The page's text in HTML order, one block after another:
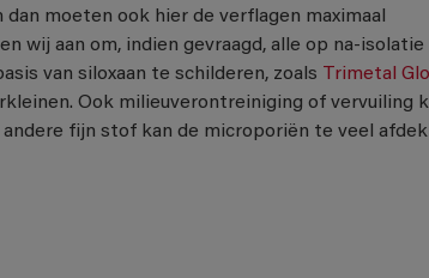
moeten ook hier de verflagen maximaal
wij aan om, indien gevraagd, alle op na-isolatie
van siloxaan te schilderen, zoals Trimetal
Ook milieuverontreiniging of vervuiling
fijn stof kan de microporiën te veel